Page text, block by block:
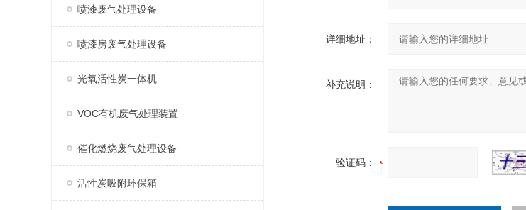
喷漆废气处理设备
喷漆房废气处理设备
光氧活性炭一体机
VOC有机废气处理装置
催化燃烧废气处理设备
活性炭吸附环保箱
详细地址：
补充说明：
验证码：